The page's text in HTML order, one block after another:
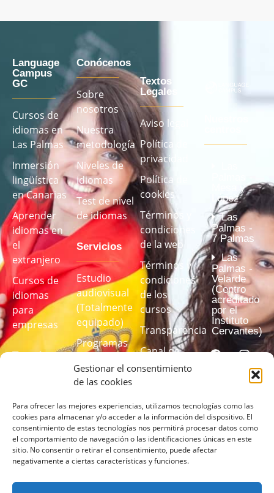
Gestionar el consentimiento
de las cookies
Para ofrecer las mejores experiencias, utilizamos tecnologías como las
cookies para almacenar y/o acceder a la información del dispositivo. El
consentimiento de estas tecnologías nos permitirá procesar datos como
el comportamiento de navegación o las identificaciones únicas en este
sitio. No consentir o retirar el consentimiento, puede afectar
negativamente a ciertas características y funciones.
Language
Campus
GC
Cursos de
idiomas en
Las Palmas
Inmersión
lingüística
en Canarias
Aprender
idiomas en
el
extranjero
Cursos de
idiomas
para
empresas
Test de
Realiza
nuestro test
de idiomas
para
conocer tu
nivel
Conócenos
Sobre
nosotros
Nuestra
metodología
Niveles de
idiomas
Test de nivel
de idiomas
Servicios
Estudio
audiovisual
(Totalmente
equipado)
Programas
de idiomas
a medida
Textos
Legales
Aviso legal
Política de
privacidad
Política de
cookies
Términos y
condiciones
de la web
Términos y
condiciones
de los
cursos
Transparencia
Canal de
denuncias
Mesa y
López
Las
Palmas -
7 Palmas
Las
Palmas -
Velarde
(Centro
acreditado
por el
Instituto
Cervantes)